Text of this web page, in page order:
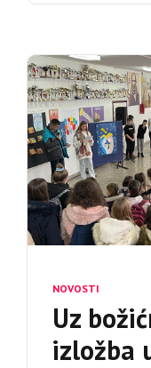
NOVOSTI
Uz
izložba